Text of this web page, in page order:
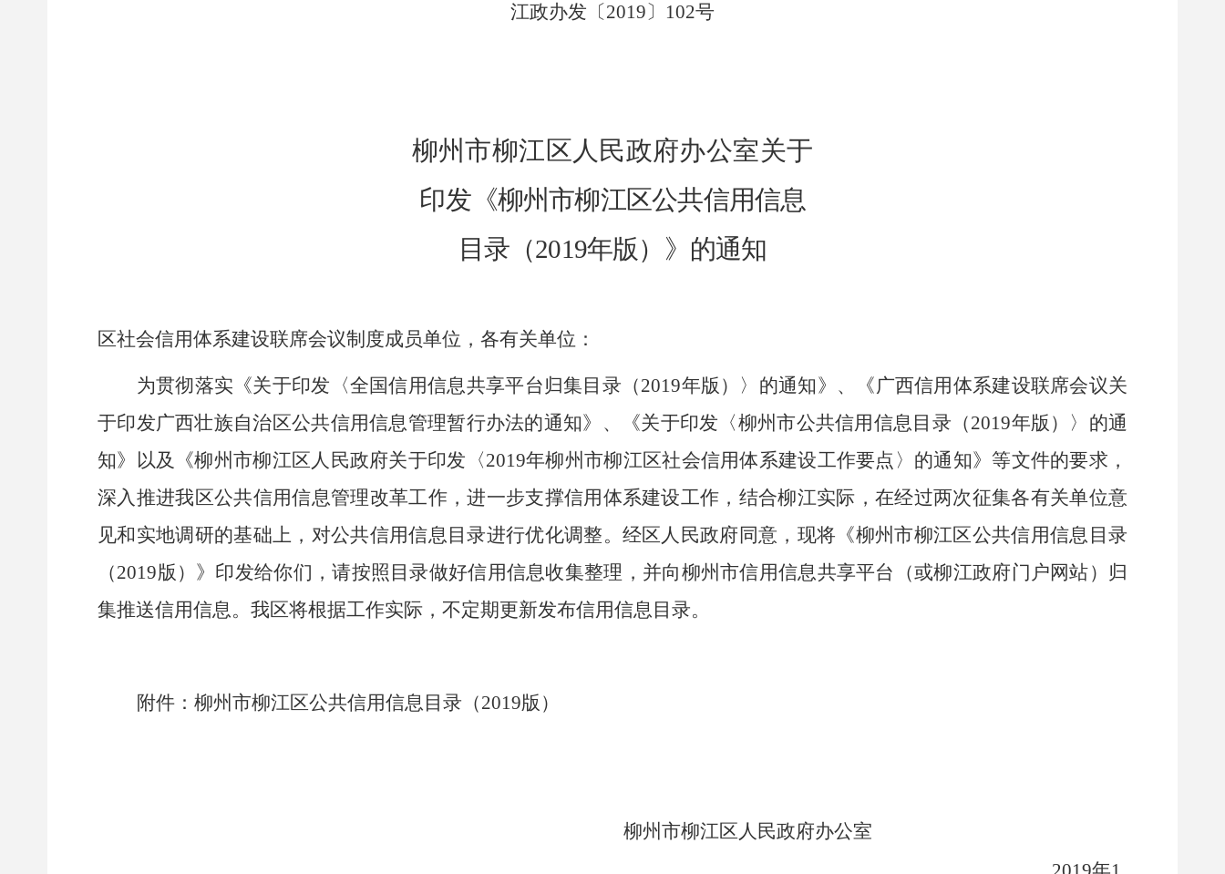
江政办发〔2019〕 102号
柳州市柳江区人民政府办公室关于
印发 《柳州市柳江区公共信用信息
目录（2019年版）》的通知
区社会信用体系建设联席会议制度成员单位，各有关单位：
为贯彻落实《关于印发〈全国信用信息共享平台归集目录（2019年版）〉的通知》、《广西信用体系建设联席会议关
于印发广西壮族自治区公共信用信息管理暂行办法的通知》、《关于印发〈柳州市公共信用信息目录（2019年版）〉的通
知》以及《柳州市柳江区人民政府关于印发〈2019年柳州市柳江区社会信用体系建设工作要点〉的通知》等文件的要求，
深入推进我区公共信用信息管理改革工作，进一步支撑信用体系建设工作，结合柳江实际，在经过两次征集各有关单位意
见和实地调研的基础上，对公共信用信息目录进行优化调整。经区人民政府同意，现将《柳州市柳江区公共信用信息目录
（2019版）》印发给你们，请按照目录做好信用信息收集整理，并向柳州市信用信息共享平台（或柳江政府门户网站）归
集推送信用信息。我区将根据工作实际，不定期更新发布信用信息目录。
附件： 柳州市柳江区公共信用信息目录（2019版）
柳州市柳江区人民政府办公室